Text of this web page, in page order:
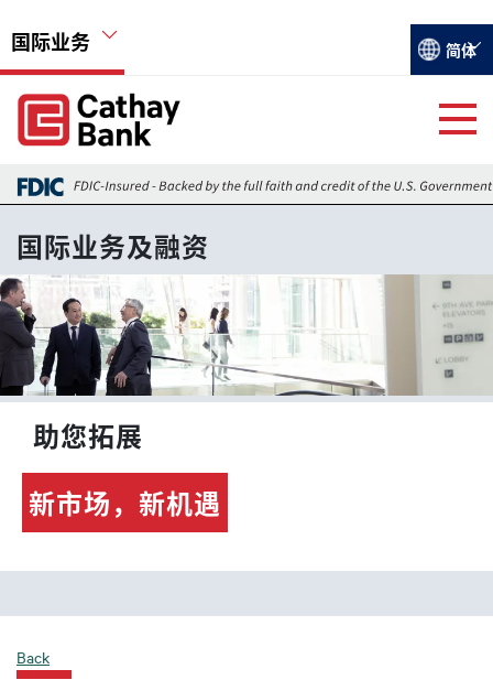
国际业务
Global Header Hierarchy Menu
Select
简体
Global Header Hierarchy Menu
国际业务及融资
外汇交易
外汇市场最新讯息
香港分行
国际业务及融资
图像
助您拓展
新市场，新机遇
Back